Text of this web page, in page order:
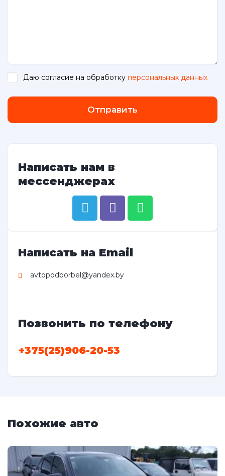
Даю согласие на обработку персональных данных
Отправить
Написать нам в
мессенджерах
Написать на Email
avtopodborbel@yandex.by
Позвонить по телефону
+375(25)906-20-53
Похожие авто